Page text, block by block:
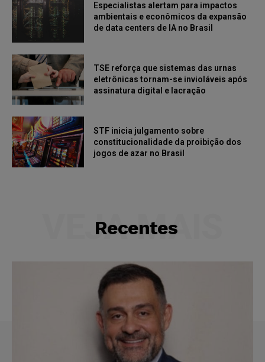
Especialistas alertam para impactos
ambientais e econômicos da expansão
de data centers de IA no Brasil
TSE reforça que sistemas das urnas
eletrônicas tornam-se invioláveis após
assinatura digital e lacração
STF inicia julgamento sobre
constitucionalidade da proibição dos
jogos de azar no Brasil
Recentes
VEJA MAIS